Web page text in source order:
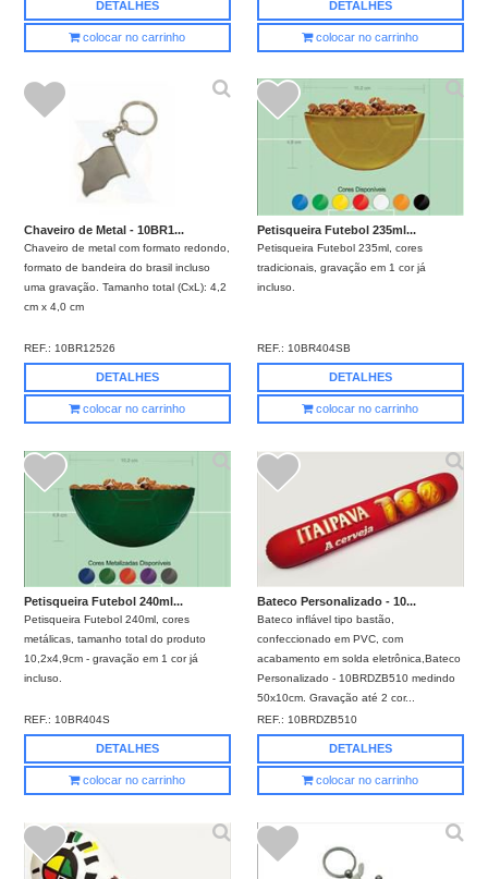
DETALHES
colocar no carrinho
DETALHES
colocar no carrinho
Chaveiro de Metal - 10BR1...
Chaveiro de metal com formato redondo,
formato de bandeira do brasil incluso
uma gravação. Tamanho total (CxL): 4,2
cm x 4,0 cm
REF.:10BR12526
DETALHES
colocar no carrinho
Petisqueira Futebol 235ml...
Petisqueira Futebol 235ml, cores
tradicionais, gravação em 1 cor já
incluso.
REF.:10BR404SB
DETALHES
colocar no carrinho
Petisqueira Futebol 240ml...
Petisqueira Futebol 240ml, cores
metálicas, tamanho total do produto
10,2x4,9cm - gravação em 1 cor já
incluso.
REF.:10BR404S
DETALHES
colocar no carrinho
Bateco Personalizado - 10...
Bateco inflável tipo bastão,
confeccionado em PVC, com
acabamento em solda eletrônica,Bateco
Personalizado - 10BRDZB510 medindo
50x10cm. Gravação até 2 cor...
REF.:10BRDZB510
DETALHES
colocar no carrinho